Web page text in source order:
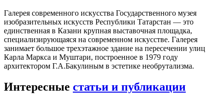
Галерея современного искусства Государственного музея
изобразительных искусств Республики Татарстан — это
единственная в Казани крупная выставочная площадка,
специализирующаяся на современном искусстве. Галерея
занимает большое трехэтажное здание на пересечении улиц
Карла Маркса и Муштари, построенное в 1979 году
архитектором Г.А.Бакулиным в эстетике необрутализма.
Интересные статьи и публикации